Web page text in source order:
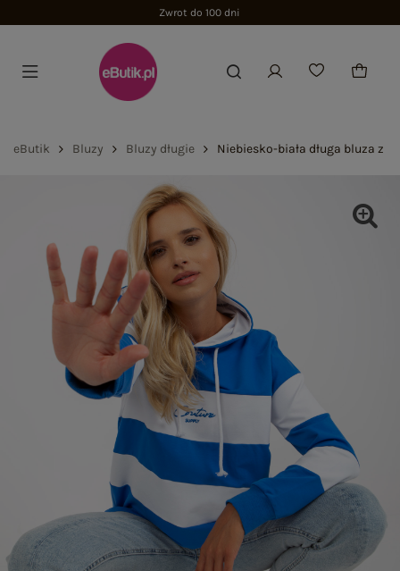
Zwrot do 100 dni
eButik Bluzy Bluzy długie Niebiesko-biała długa bluza z